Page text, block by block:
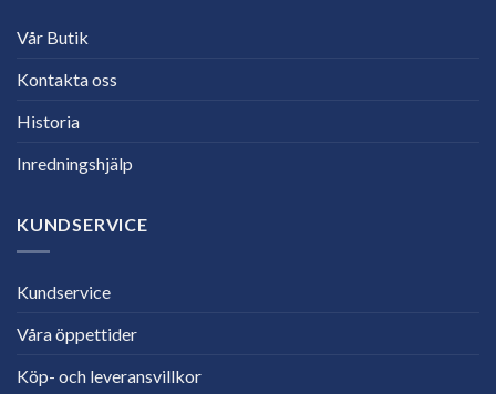
Vår Butik
Kontakta oss
Historia
Inredningshjälp
KUNDSERVICE
Kundservice
Våra öppettider
Köp- och leveransvillkor